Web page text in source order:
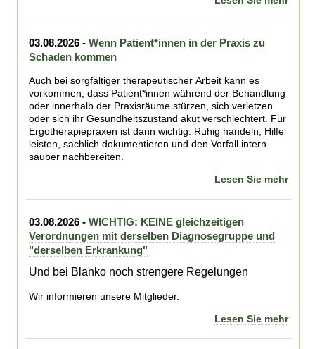
03.08.2026 - Wenn Patient*innen in der Praxis zu
Schaden kommen
Auch bei sorgfältiger therapeutischer Arbeit kann es
vorkommen, dass Patient*innen während der Behandlung
oder innerhalb der Praxisräume stürzen, sich verletzen
oder sich ihr Gesundheitszustand akut verschlechtert. Für
Ergotherapiepraxen ist dann wichtig: Ruhig handeln, Hilfe
leisten, sachlich dokumentieren und den Vorfall intern
sauber nachbereiten.
Lesen Sie mehr
03.08.2026 - WICHTIG: KEINE gleichzeitigen
Verordnungen mit derselben Diagnosegruppe und
"derselben Erkrankung"
Und bei Blanko noch strengere Regelungen
Wir informieren unsere Mitglieder.
Lesen Sie mehr